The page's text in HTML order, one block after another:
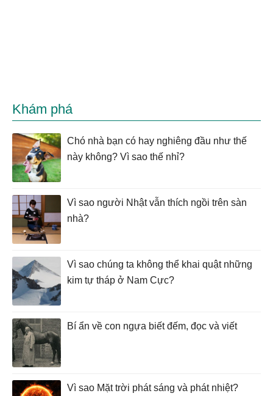
Khám phá
Chó nhà bạn có hay nghiêng đầu như thế
này không? Vì sao thế nhỉ?
Vì sao người Nhật vẫn thích ngồi trên sàn
nhà?
Vì sao chúng ta không thể khai quật những
kim tự tháp ở Nam Cực?
Bí ẩn về con ngựa biết đếm, đọc và viết
Vì sao Mặt trời phát sáng và phát nhiệt?